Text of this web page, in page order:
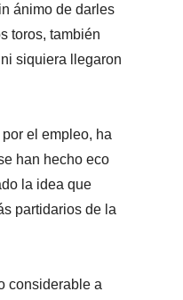
ánimo de darles
toros, también
siquiera llegaron
el empleo, ha
han hecho eco
la idea que
partidarios de la
considerable a